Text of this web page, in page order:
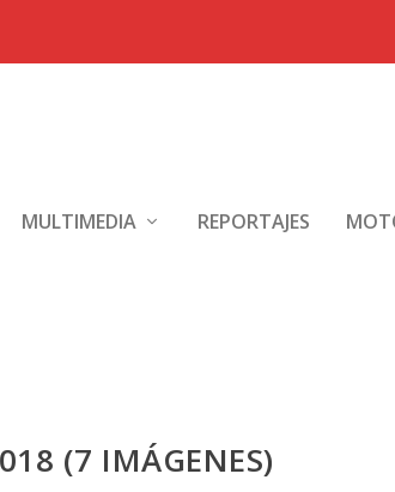
MULTIMEDIA REPORTAJES
(7 IMÁGENES)